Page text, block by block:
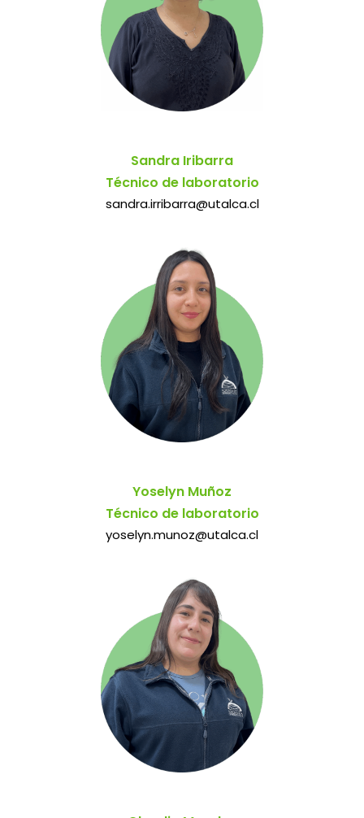
Sandra Iribarra
Técnico de laboratorio
sandra.irribarra@utalca.cl
Yoselyn Muñoz
Técnico de laboratorio
yoselyn.munoz@utalca.cl